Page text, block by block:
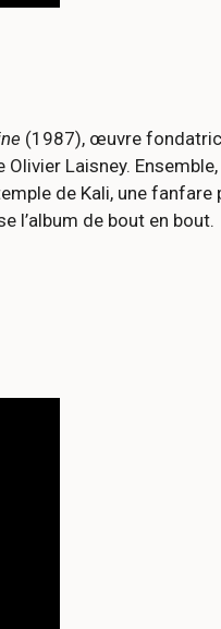
(1987), œuvre
Laisney.
de Kali, une
l’album de bout en bout.